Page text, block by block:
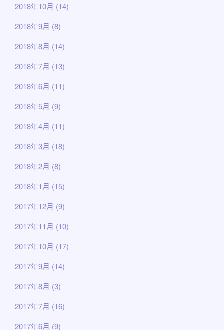
2018年10月 (14)
2018年9月 (8)
2018年8月 (14)
2018年7月 (13)
2018年6月 (11)
2018年5月 (9)
2018年4月 (11)
2018年3月 (18)
2018年2月 (8)
2018年1月 (15)
2017年12月 (9)
2017年11月 (10)
2017年10月 (17)
2017年9月 (14)
2017年8月 (3)
2017年7月 (16)
2017年6月 (9)